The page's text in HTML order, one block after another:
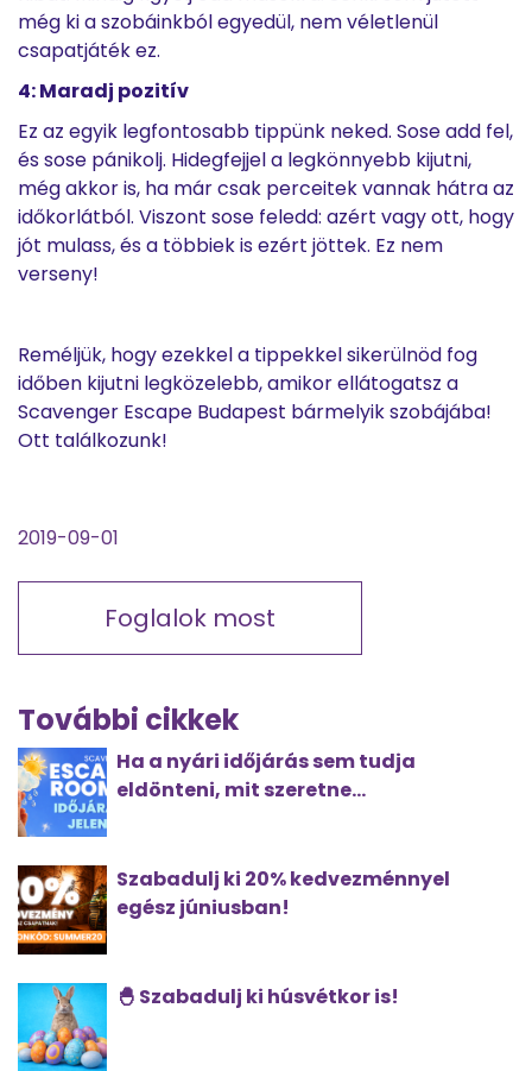
még ki a szobáinkból egyedül, nem véletlenül
csapatjáték ez.
4: Maradj pozitív
Ez az egyik legfontosabb tippünk neked. Sose add fel,
és sose pánikolj. Hidegfejjel a legkönnyebb kijutni,
még akkor is, ha már csak perceitek vannak hátra az
időkorlátból. Viszont sose feledd: azért vagy ott, hogy
jót mulass, és a többiek is ezért jöttek. Ez nem
verseny!
Reméljük, hogy ezekkel a tippekkel sikerülnöd fog
időben kijutni legközelebb, amikor ellátogatsz a
Scavenger Escape Budapest bármelyik szobájába!
Ott találkozunk!
2019-09-01
Foglalok most
További cikkek
Ha a nyári időjárás sem tudja
eldönteni, mit szeretne...
Szabadulj ki 20% kedvezménnyel
egész júniusban!
🐣 Szabadulj ki húsvétkor is!